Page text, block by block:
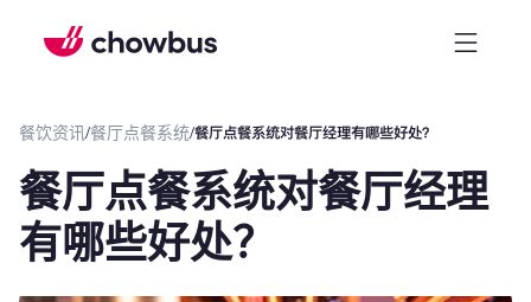
餐饮资讯/餐厅点餐系统/餐厅点餐系统对餐厅经理有哪些好处？
餐厅点餐系统对餐厅经理
有哪些好处？